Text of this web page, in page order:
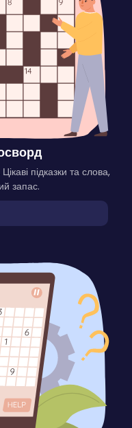
підказки та слова,
запас.